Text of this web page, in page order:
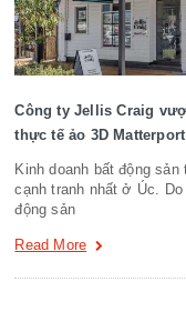
Công ty Jellis Craig
thực tế ảo 3D Matterport
Kinh doanh bất động
cạnh tranh nhất ở Úc.
động sản
Read More